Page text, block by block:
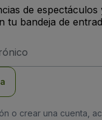
de espectáculos
tu bandeja de
o crear una cuenta,